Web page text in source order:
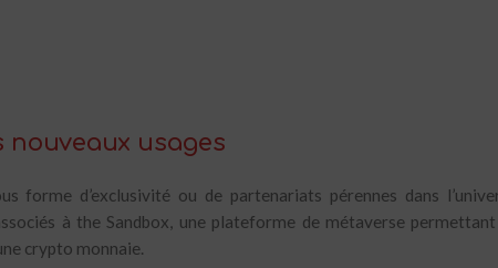
nouveaux usages
forme d’exclusivité ou de partenariats pérennes dans
à the Sandbox, une plateforme de métaverse
crypto monnaie.